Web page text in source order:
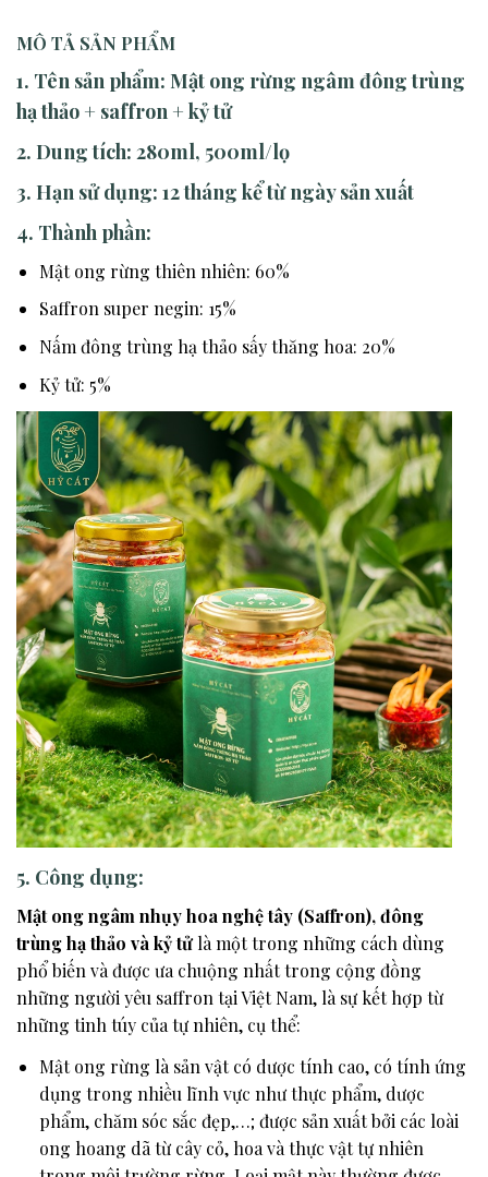
MÔ TẢ SẢN PHẨM
1. Tên sản phẩm: Mật ong rừng ngâm đông trùng
hạ thảo + saffron + kỷ tử
2. Dung tích: 280ml, 500ml/lọ
3. Hạn sử dụng: 12 tháng kể từ ngày sản xuất
4. Thành phần:
Mật ong rừng thiên nhiên: 60%
Saffron super negin: 15%
Nấm đông trùng hạ thảo sấy thăng hoa: 20%
Kỷ tử: 5%
5. Công dụng:
Mật ong ngâm nhụy hoa nghệ tây (Saffron), đông
trùng hạ thảo và kỷ tửlà một trong những cách dùng
phổ biến và được ưa chuộng nhất trong cộng đồng
những người yêu saffron tại Việt Nam, là sự kết hợp từ
những tinh túy của tự nhiên, cụ thể:
Mật ong rừng là sản vật có dược tính cao, có tính ứng
dụng trong nhiều lĩnh vực như thực phẩm, dược
phẩm, chăm sóc sắc đẹp,…; được sản xuất bởi các loài
ong hoang dã từ cây cỏ, hoa và thực vật tự nhiên